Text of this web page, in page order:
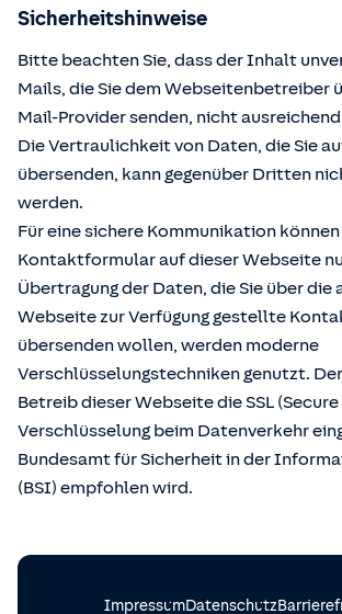
Sicherheitshinweise
Bitte beachten Sie, dass der Inhalt
Mails, die Sie dem Webseitenbetreiber
Mail-Provider senden, nicht
Die Vertraulichkeit von Daten, die Sie
übersenden, kann gegenüber Dritten
werden.
Für eine sichere Kommunikation können
Kontaktformular auf dieser Webseite
Übertragung der Daten, die Sie über die
Webseite zur Verfügung gestellte
übersenden wollen, werden moderne
Verschlüsselungstechniken genutzt.
Betreib dieser Webseite die SSL
Verschlüsselung beim Datenverkehr
Bundesamt für Sicherheit in der
(BSI) empfohlen wird.
ImpressumDatenschutz